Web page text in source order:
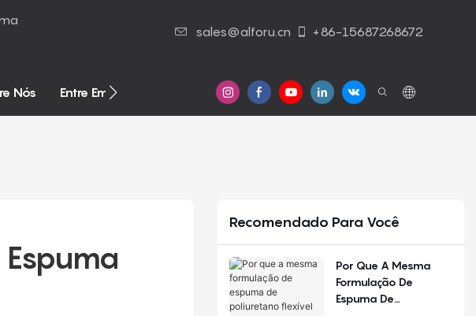
sales@alforu.cn +86-15687268672
Nós Entre Em Contato Conosco
Recomendado Para Você
Por Que A Mesma
Formulação De
Espuma De